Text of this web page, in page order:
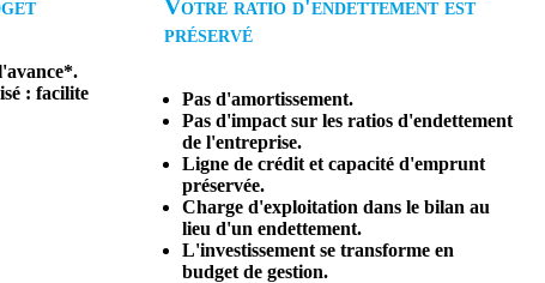
: facilite
Votre ratio d'endettement est
préservé
Pas d'amortissement.
Pas d'impact sur les ratios d'endettement
de l'entreprise.
Ligne de crédit et capacité d'emprunt
préservée.
Charge d'exploitation dans le bilan au
lieu d'un endettement.
L'investissement se transforme en
budget de gestion.